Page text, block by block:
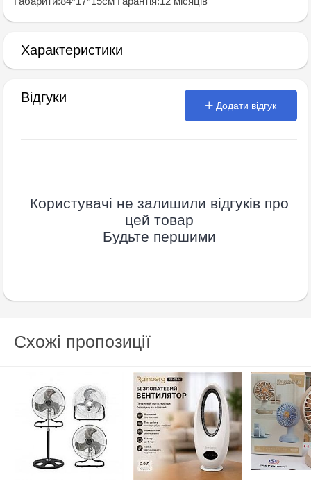
Характеристики
Відгуки
Додати відгук
Користувачі не залишили відгуків про
цей товар
Будьте першими
Схожі пропозиції